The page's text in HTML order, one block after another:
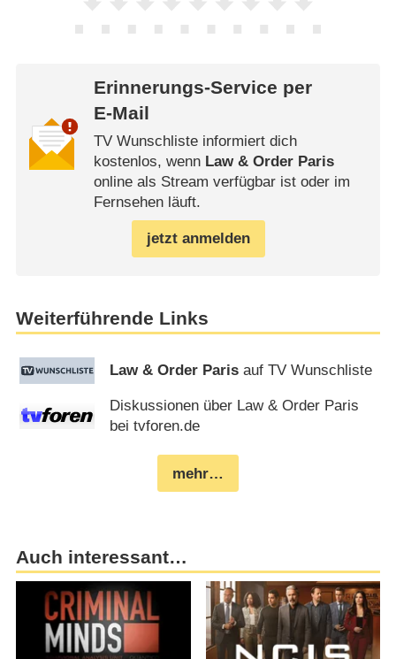
Erinnerungs-Service per
E-Mail
TV Wunschliste informiert dich
kostenlos, wenn Law & Order Paris
online als Stream verfügbar ist oder im
Fernsehen läuft.
jetzt anmelden
Weiterführende Links
Law & Order Paris auf TV Wunschliste
Diskussionen über Law & Order Paris
bei tvforen.de
mehr…
Auch interessant…